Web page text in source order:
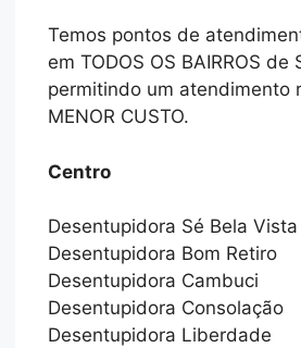
Temos pontos de
em TODOS OS BAIRROS de
permitindo um atendimento
MENOR CUSTO.
Centro
Desentupidora Sé Bela Vista
Desentupidora Bom Retiro
Desentupidora Cambuci
Desentupidora Consolação
Desentupidora Liberdade